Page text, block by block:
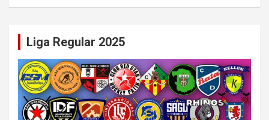
Liga Regular 2025